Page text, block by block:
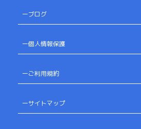
ーブログ
ー個人情報保護
ーご利用規約
ーサイトマップ